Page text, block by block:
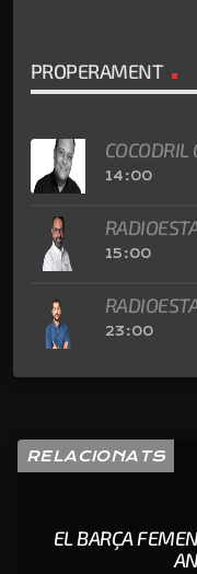
PROPERAMENT
COCODRIL
14:00
15:00
23:00
RELACIONATS
EL BARÇA